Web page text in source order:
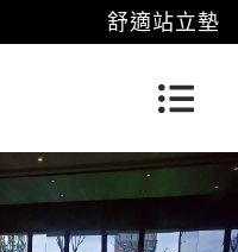
舒適站立墊